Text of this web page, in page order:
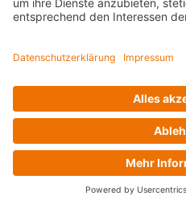
Alle anzeigen
Außenstationen
Klingeltaster und Gongs
Sprechanlagen-Sets
Zubehör Türkommunikation
Videoüberwachung
Zubehör Videoüberwachung
Alle anzeigen